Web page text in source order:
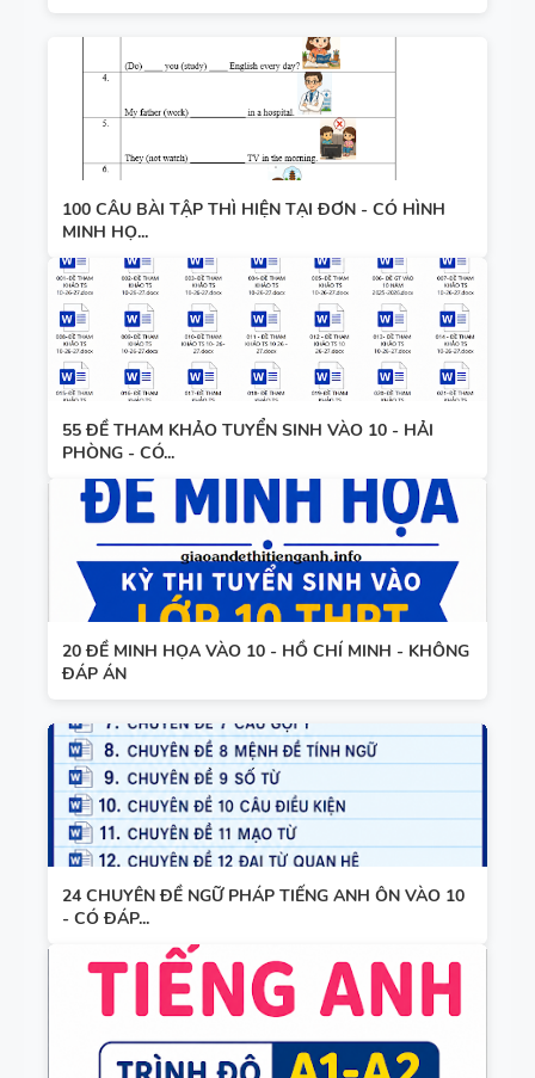
100 CÂU BÀI TẬP THÌ HIỆN TẠI ĐƠN - CÓ HÌNH
MINH HỌ...
55 ĐỀ THAM KHẢO TUYỂN SINH VÀO 10 - HẢI
PHÒNG - CÓ...
20 ĐỀ MINH HỌA VÀO 10 - HỒ CHÍ MINH - KHÔNG
ĐÁP ÁN
24 CHUYÊN ĐỀ NGỮ PHÁP TIẾNG ANH ÔN VÀO 10
- CÓ ĐÁP...